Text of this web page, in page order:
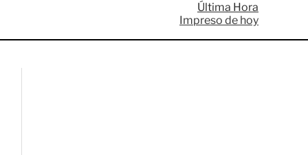
c
i
a
Última Hora
Impreso de hoy